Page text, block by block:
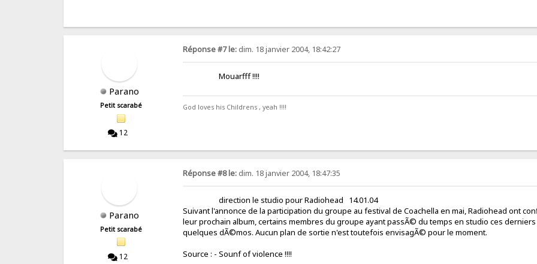
Parano
Petit scarabé
12
Réponse #7 le: dim. 18 janvier 2004, 18:42:27
Mouarfff !!!!
God loves his Childrens , yeah !!!!
Parano
Petit scarabé
12
Réponse #8 le: dim. 18 janvier 2004, 18:47:35
direction le studio pour Radiohead 14.01.04
Suivant l'annonce de la participation du groupe au festival de Coachella en mai, Radiohead ont
leur prochain album, certains membres du groupe ayant passÃ© du temps en studio ces
quelques dÃ©mos. Aucun plan de sortie n'est toutefois envisagÃ© pour le moment.
Source : - Sounf of violence !!!!